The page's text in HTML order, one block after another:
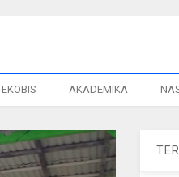
EKOBIS AKADEMIKA